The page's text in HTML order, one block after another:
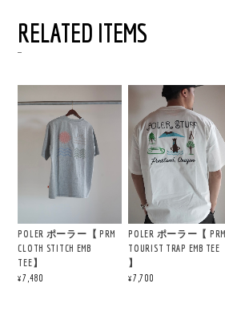
RELATED ITEMS
POLER ポーラー【 PRM
CLOTH STITCH EMB
TEE】
¥7,480
POLER ポーラー【 PRM
TOURIST TRAP EMB TEE
】
¥7,700